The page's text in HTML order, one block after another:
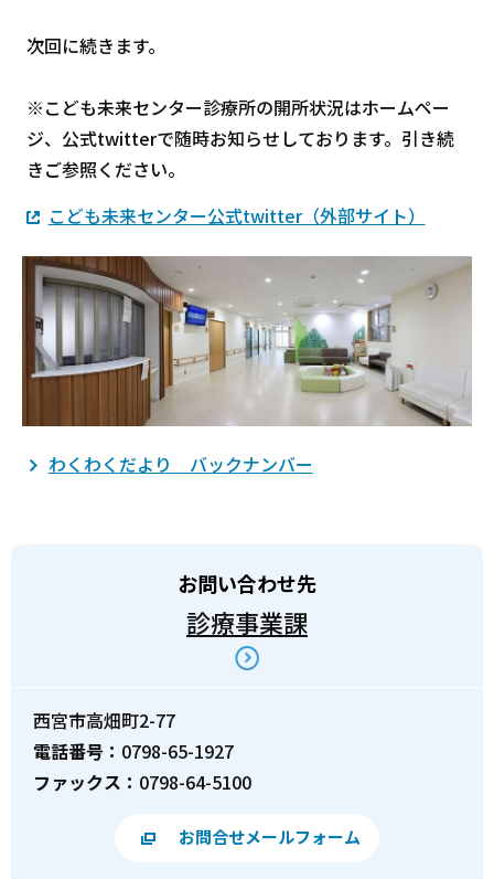
次回に続きます。
※こども未来センター診療所の開所状況はホームペー
ジ、公式twitterで随時お知らせしております。引き続
きご参照ください。
こども未来センター公式twitter（外部サイト）
わくわくだより バックナンバー
お問い合わせ先
診療事業課
西宮市高畑町2-77
電話番号： 0798-65-1927
ファックス： 0798-64-5100
お問合せメールフォーム